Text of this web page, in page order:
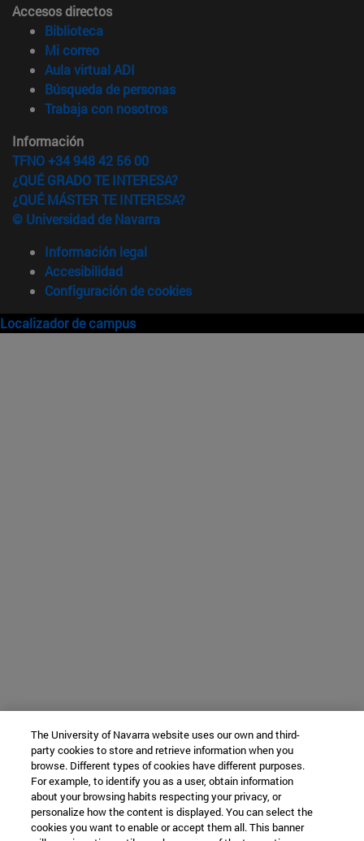
Accesos directos
Biblioteca(abre en nueva ventana)
Mi correo(abre en nueva ventana)
Aula virtual ADI
Búsqueda de personas(abre en nueva ventana)
Trabaja con nosotros(abre en nueva ventana)
Información
TFNO +34 948 42 56 00
¿QUÉ GRADO TE INTERESA?
¿QUÉ MÁSTER TE INTERESA?
© Universidad de Navarra
Información legal
Accesibilidad
Configuración de cookies
Localizador de campus
The University of Navarra website uses our own and third-
party cookies to store and retrieve information when you
browse. Different types of cookies have different purposes.
For example, to identify you as a user, obtain information
about your browsing habits respecting your privacy, or
personalize how the content is displayed. You can select the
cookies you want to enable or accept them all. This banner